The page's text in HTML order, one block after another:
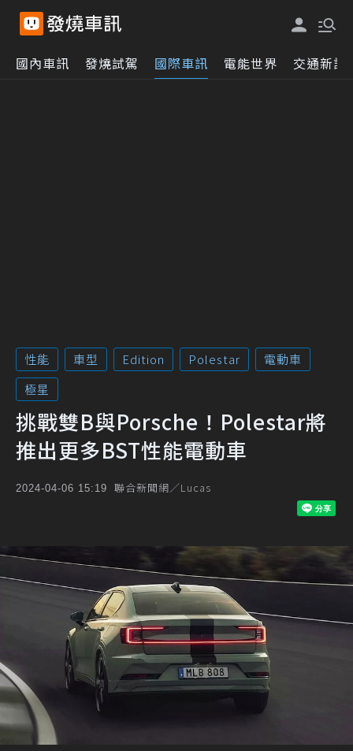
國內車訊 發燒試駕 國際車訊 電能世界 交通新訊
性能 車型 Edition Polestar
電動車
極星
挑戰雙B與Porsche！Polestar將
推出更多BST性能電動車
2024-04-06 15:19 聯合新聞網／Lucas